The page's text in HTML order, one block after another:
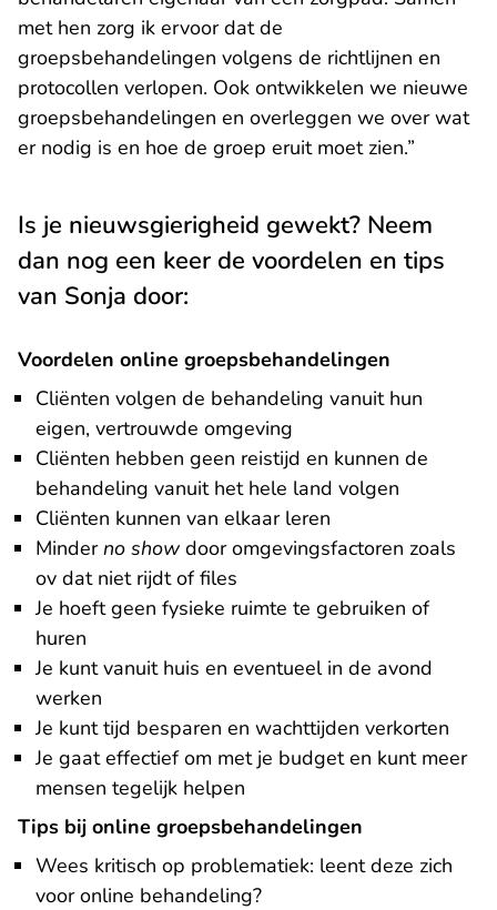
met hen zorg ik ervoor dat de
groepsbehandelingen volgens de richtlijnen en
protocollen verlopen. Ook ontwikkelen we nieuwe
groepsbehandelingen en overleggen we over wat
er nodig is en hoe de groep eruit moet zien.”
Is je nieuwsgierigheid gewekt? Neem
dan nog een keer de voordelen en tips
van Sonja door:
Voordelen online groepsbehandelingen
Cliënten volgen de behandeling vanuit hun
eigen, vertrouwde omgeving
Cliënten hebben geen reistijd en kunnen de
behandeling vanuit het hele land volgen
Cliënten kunnen van elkaar leren
Minderno show door omgevingsfactoren zoals
ov dat niet rijdt of files
Je hoeft geen fysieke ruimte te gebruiken of
huren
Je kunt vanuit huis en eventueel in de avond
werken
Je kunt tijd besparen en wachttijden verkorten
Je gaat effectief om met je budget en kunt meer
mensen tegelijk helpen
Tips bij online groepsbehandelingen
Wees kritisch op problematiek: leent deze zich
voor online behandeling?